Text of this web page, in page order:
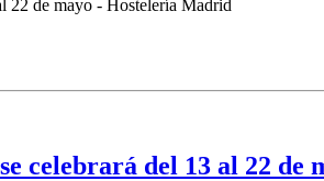
celebrará del 13 al 22 de